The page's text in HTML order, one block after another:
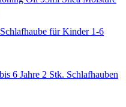
Schlafhaube für Kinder 1-6
2 Stk. Schlafhauben